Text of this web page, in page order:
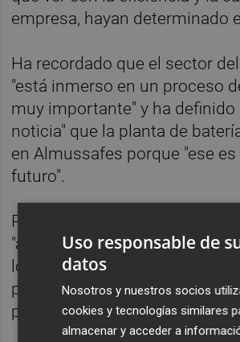
empresa, hayan determinado
Ha recordado que el sector
"está inmerso en un proceso
muy importante" y ha definido
noticia" que la planta de
en Almussafes porque "ese es
futuro".
Puig ha apuntado que no
"aguantará el motor de
los próximos años dejará de
pero ha sostenido que hay
para tomar nuevas
Uso responsable de
datos
Nosotros y nuestros socios
cookies y tecnologías similares
almacenar y acceder a